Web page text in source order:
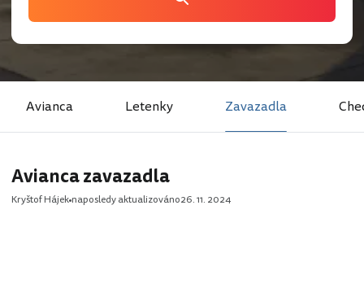
Avianca Letenky Zavazadla
Avianca zavazadla
Kryštof Hájek naposledy aktualizováno26. 11. 2024